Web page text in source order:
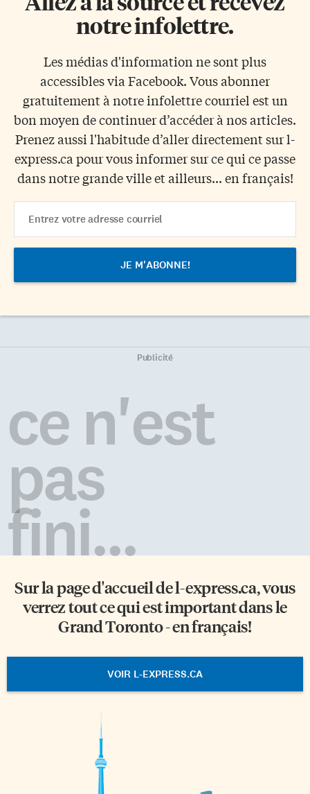
notre infolettre.
Les médias d'information ne sont plus
accessibles via Facebook. Vous abonner
gratuitement à notre infolettre courriel est un
bon moyen de continuer d’accéder à nos articles.
Prenez aussi l'habitude d’aller directement sur l-
express.ca pour vous informer sur ce qui ce passe
dans notre grande ville et ailleurs... en français!
Address
Publicité
ce n'est
pas
fini...
Sur la page d'accueil del-express.ca, vous
verrez tout ce qui est important dans le
Grand Toronto - en français!
VOIR L-EXPRESS.CA